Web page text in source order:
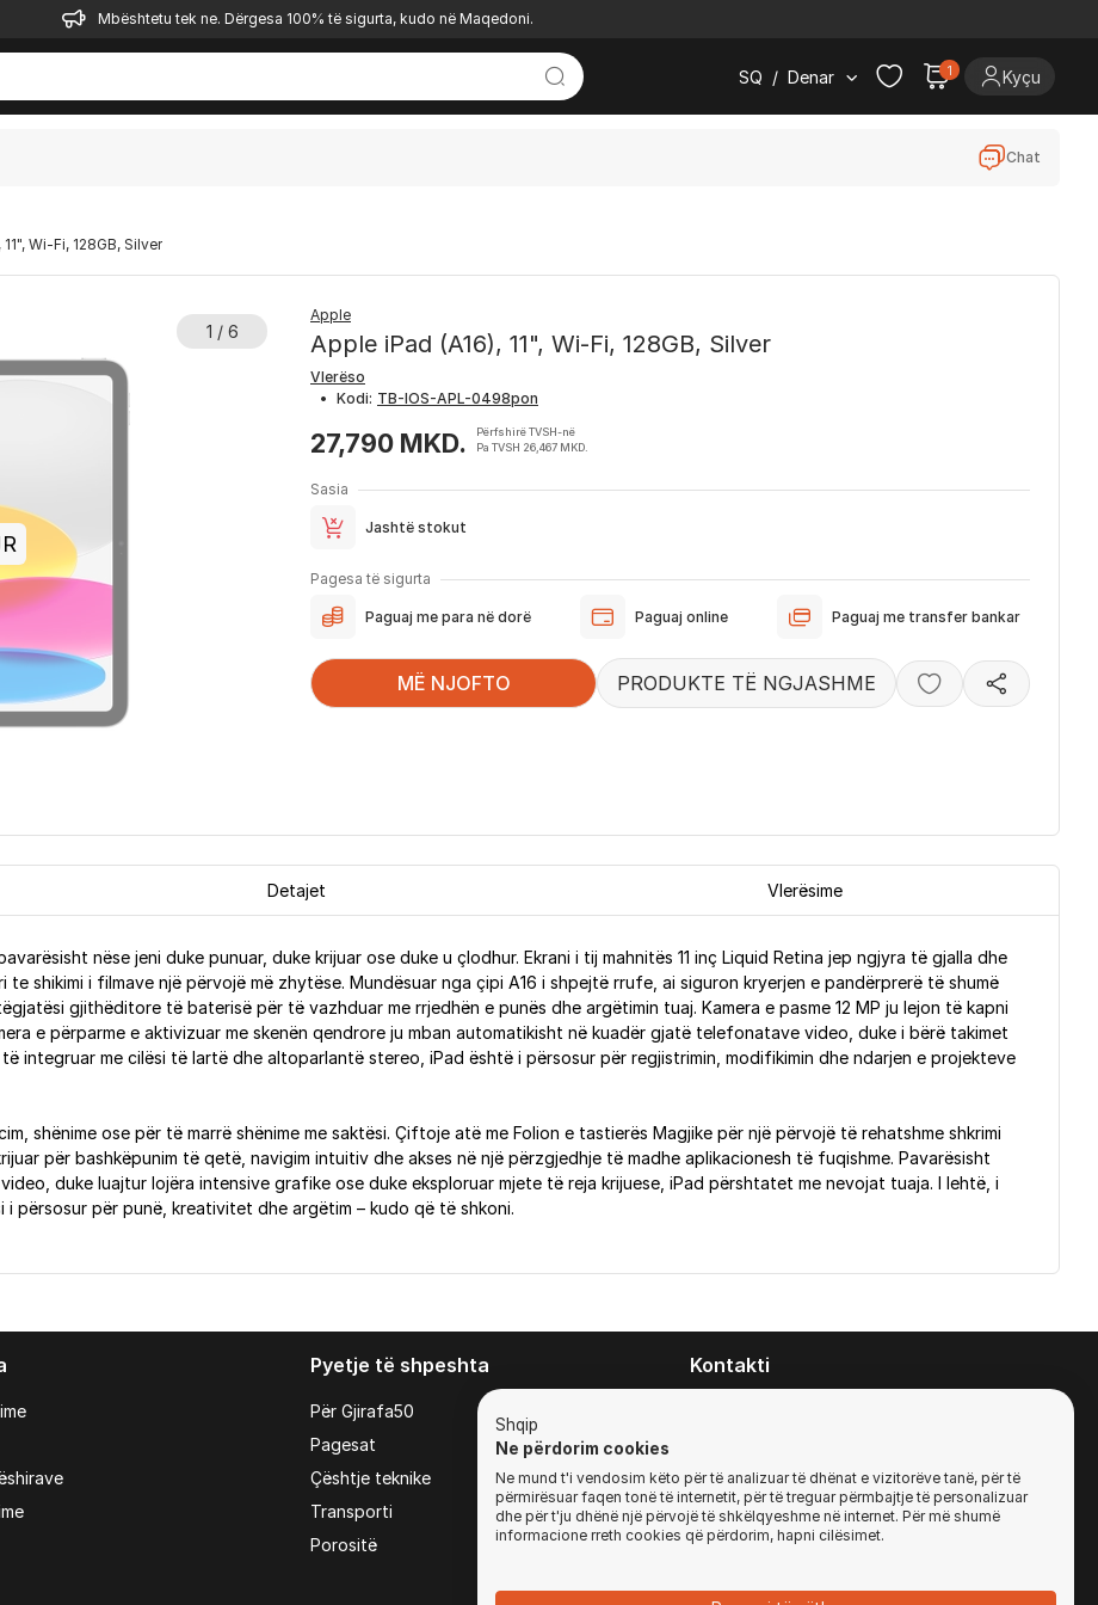
Mbështetu tek ne. Dërgesa 100% të sigurta, kudo në Maqedoni.
SQ / Denar 1 Kyçu
Chat
Wi-Fi, 128GB, Silver
1 / 6
Apple
Apple iPad (A16), 11", Wi-Fi, 128GB, Silver
Vlerëso
• Kodi:
27,790 MKD.
Përfshirë TVSH-në
Pa TVSH 26,467 MKD.
Sasia
Jashtë stokut
Pagesa të sigurta
Paguaj me para në dorë Paguaj online Paguaj me transfer bankar
MË NJOFTO PRODUKTE TË NGJASHME
Detajet Vlerësime
nëse jeni duke punuar, duke krijuar ose duke u çlodhur. Ekrani i tij mahnitës 11 inç Liquid Retina jep ngjyra të gjalla dhe
shikimi i filmave një përvojë më zhytëse. Mundësuar nga çipi A16 i shpejtë rrufe, ai siguron kryerjen e pandërprerë të shumë
gjithëditore të baterisë për të vazhduar me rrjedhën e punës dhe argëtimin tuaj. Kamera e pasme 12 MP ju lejon të kapni
e përparme e aktivizuar me skenën qendrore ju mban automatikisht në kuadër gjatë telefonatave video, duke i bërë takimet
integruar me cilësi të lartë dhe altoparlantë stereo, iPad është i përsosur për regjistrimin, modifikimin dhe ndarjen e projekteve
shënime ose për të marrë shënime me saktësi. Çiftoje atë me Folion e tastierës Magjike për një përvojë të rehatshme shkrimi
për bashkëpunim të qetë, navigim intuitiv dhe akses në një përzgjedhje të madhe aplikacionesh të fuqishme. Pavarësisht
duke luajtur lojëra intensive grafike ose duke eksploruar mjete të reja krijuese, iPad përshtatet me nevojat tuaja. I lehtë, i
përsosur për punë, kreativitet dhe argëtim – kudo që të shkoni.
Pyetje të shpeshta
Për Gjirafa50
Pagesat
Çështje teknike
Transporti
Porositë
Kontakti
Për kërkesa të ofertave:
b2b@zirafa50.mk
Shqip
Ne përdorim cookies
Ne mund t'i vendosim këto për të analizuar të dhënat e vizitorëve tanë, për të
përmirësuar faqen tonë të internetit, për të treguar përmbajtje të personalizuar
dhe për t'ju dhënë një përvojë të shkëlqyeshme në internet. Për më shumë
informacione rreth cookies që përdorim, hapni cilësimet.